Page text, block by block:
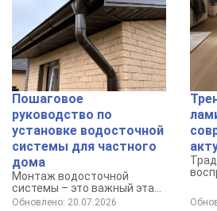
Пошаговое
руководство по
установке водосточной
системы для частного
дома
Монтаж водосточной
системы – это важный этап
обеспечения долговечности
Обновлено: 20.07.2026